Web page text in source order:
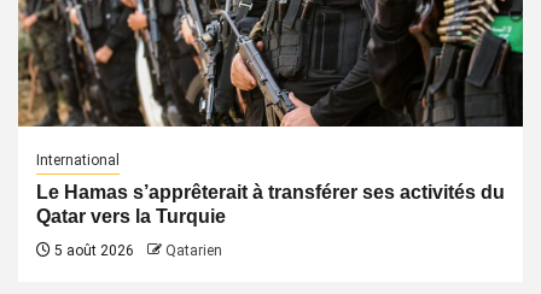
International
Le Hamas s’apprêterait à transférer ses activités du
Qatar vers la Turquie
5 août 2026 Qatarien